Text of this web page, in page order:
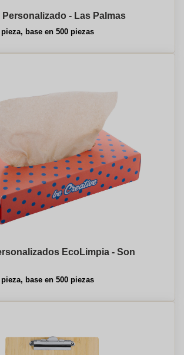
Personalizado - Las Palmas
pieza, base en 500 piezas
EcoLimpia - Son
pieza, base en 500 piezas